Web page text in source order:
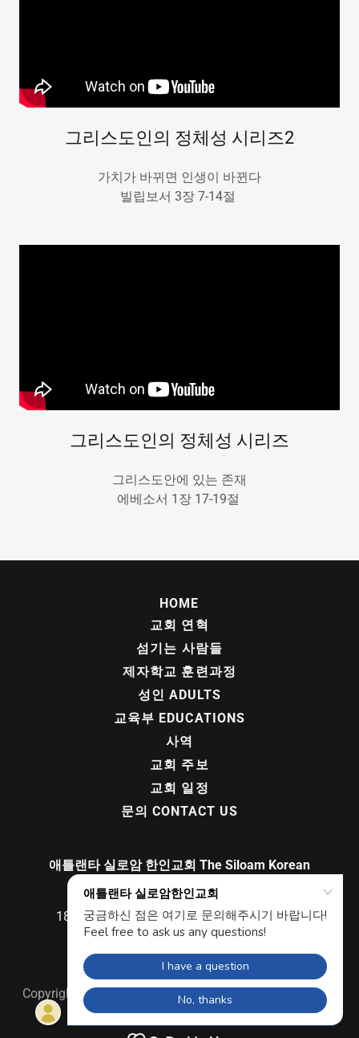
그리스도인의 정체성 시리즈2
가치가 바뀌면 인생이 바뀐다
빌립보서 3장 7-14절
그리스도인의 정체성 시리즈
그리스도안에 있는 존재
에베소서 1장 17-19절
HOME
교회 연혁
섬기는 사람들
제자학교 훈련과정
성인 ADULTS
교육부 EDUCATIONS
사역
교회 주보
교회 일정
문의 CONTACT US
애틀랜타 실로암 한인교회 The Siloam Korean
Church of Atlanta
1870 Willow Trail Pkwy Norcross, GA 30093
Copyright © 2022 실로암한인교회 - All Rights Reserved.